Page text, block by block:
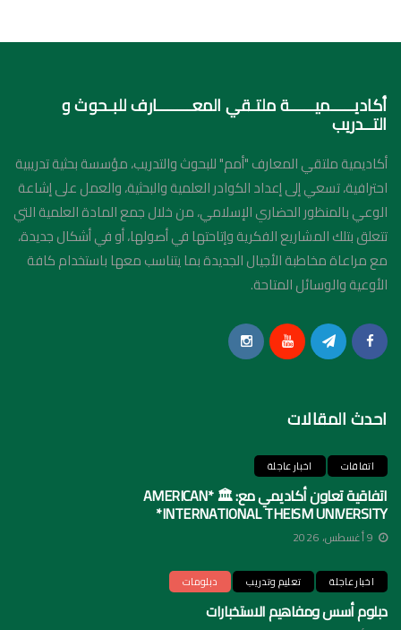
أكاديـــــميـــــة ملتـقي المعـــــــارف للبـحوث و
التــدريب
أكاديمية ملتقي المعارف "أمم" للبحوث والتدريب، مؤسسة بحثية تدريبية
احترافية، تسعي إلى إعداد الكوادر العلمية والبحثية، والعمل على إشاعة
الوعي بالمنظور الحضاري الإسلامي، من خلال جمع المادة العلمية التي
تتعلق بتلك المشاريع الفكرية وإتاحتها في أصولها، أو في أشكال جديدة،
مع مراعاة مخاطبة الأجيال الجديدة بما يتناسب معها باستخدام كافة
الأوعية والوسائل المتاحة.
احدث المقالات
اتفاقات اخبار عاجلة
اتفاقية تعاون أكاديمي مع: 🏛️ *AMERICAN
INTERNATIONAL THEISM UNIVERSITY*
9 أغسطس، 2026
اخبار عاجلة تعليم وتدريب دبلومات
دبلوم أسس ومفاهيم الاستخبارات